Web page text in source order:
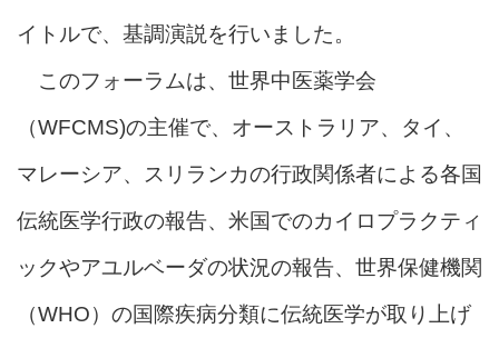
イトルで、基調演説を行いました。
このフォーラムは、世界中医薬学会
（WFCMS)の主催で、オーストラリア、タイ、
マレーシア、スリランカの行政関係者による各国
伝統医学行政の報告、米国でのカイロプラクティ
ックやアユルベーダの状況の報告、世界保健機関
（WHO）の国際疾病分類に伝統医学が取り上げ